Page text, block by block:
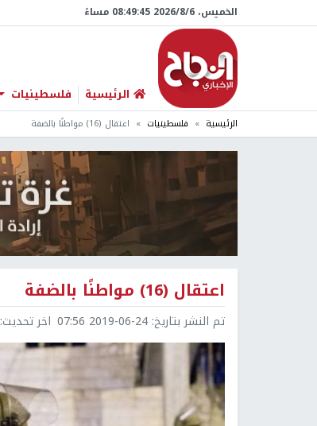
الخميس، 6/‏8/‏2026 08:49:45 مساءً
الرئيسية فلسطينيات
الرئيسية فلسطينيات اعتقال (16) مواطنًا بالضفة
اعتقال (16) مواطنًا بالضفة
تم النشر بتاريخ: 2019-06-24 07:56 اخر تحديث: